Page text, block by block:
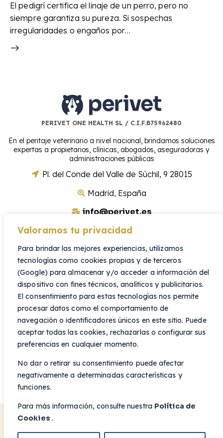
Valoramos tu privacidad
Para brindar las mejores experiencias, utilizamos
tecnologías como cookies propias y de terceros
(Google) para almacenar y/o acceder a información del
dispositivo con fines técnicos, analíticos y publicitarios.
El consentimiento para estas tecnologías nos permite
procesar datos como el comportamiento de
navegación o identificadores únicos en este sitio. Puede
aceptar todas las cookies, rechazarlas o configurar sus
preferencias en cualquier momento.
No dar o retirar su consentimiento puede afectar
negativamente a determinadas características y
funciones.
Para más información, consulte nuestra Política de
Cookies .
El pedigrí certifica el linaje de un perro, pero no
siempre garantiza su pureza. Si sospechas
irregularidades o engaños por…
PERIVET ONE HEALTH SL / C.I.F.B75962480
En el peritaje veterinario a nivel nacional, brindamos soluciones
expertas a propietarios, clínicas, abogados, aseguradoras y
administraciones públicas
Pl. del Conde del Valle de Súchil, 9 28015
Madrid, España
info@perivet.es
(+34) 91 999 83 03
Canal de Denuncias
Colabora con nosotros
¿Quieres colaborar como perito veterinario?SIN
EXCLUSIVIDAD.
Ayúdanos a mejorar
Política de Cookies